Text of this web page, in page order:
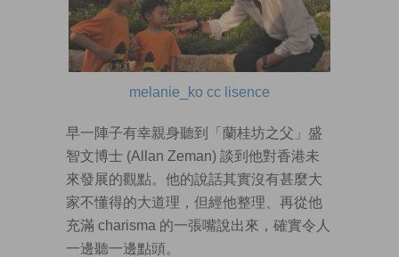
melanie_ko cc lisence
早一陣子有幸親身聽到「蘭桂坊之父」盛
智文博士 (Allan Zeman) 談到他對香港未
來發展的觀點。他的說話其實沒有甚麼大
家不懂得的大道理，但經他整理、再從他
充滿 charisma 的一張嘴說出來，確實令人
一邊聽一邊點頭。